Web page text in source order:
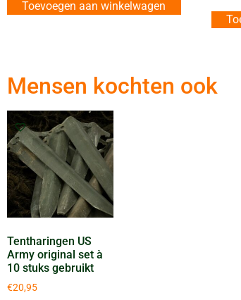
Toevoegen aan winkelwagen
Mensen kochten ook
Tentharingen US
Army original set à
10 stuks gebruikt
€20,95